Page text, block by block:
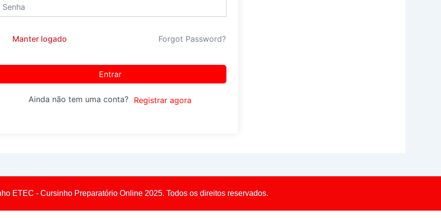
Manter logado Forgot Password?
Entrar
Ainda não tem uma conta? Registrar agora
ETEC - Cursinho Preparatório Online 2025. Todos os direitos reservados.